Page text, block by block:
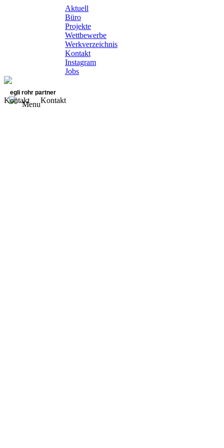
Aktuell
Büro
Projekte
Wettbewerbe
Werkverzeichnis
Kontakt
Instagram
Jobs
egli rohr partner
Menu
Kontakt Kontakt